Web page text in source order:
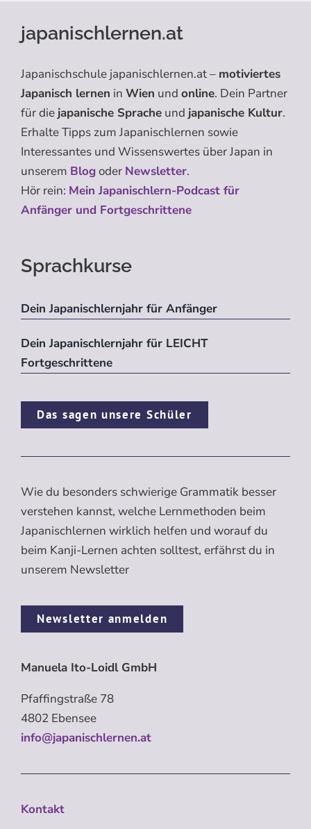
japanischlernen.at
Japanischschule japanischlernen.at – motiviertes
Japanisch lernen in Wien und online. Dein Partner
für die japanische Sprache und japanische Kultur.
Erhalte Tipps zum Japanischlernen sowie
Interessantes und Wissenswertes über Japan in
unserem Blogoder Newsletter.
Hör rein: Mein Japanischlern-Podcast für
Anfänger und Fortgeschrittene
Sprachkurse
Dein Japanischlernjahr für Anfänger
Dein Japanischlernjahr für LEICHT
Fortgeschrittene
Das sagen unsere Schüler
Wie du besonders schwierige Grammatik besser
verstehen kannst, welche Lernmethoden beim
Japanischlernen wirklich helfen und worauf du
beim Kanji-Lernen achten solltest, erfährst du in
unserem Newsletter
Newsletter anmelden
Manuela Ito-Loidl GmbH
Pfaffingstraße 78
4802 Ebensee
info@japanischlernen.at
Kontakt